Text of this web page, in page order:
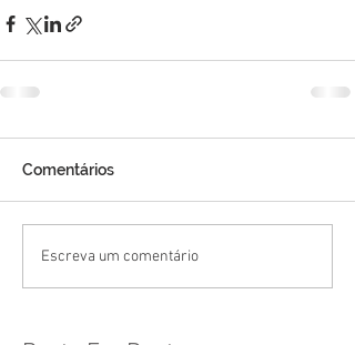
Comentários
Escreva um comentário